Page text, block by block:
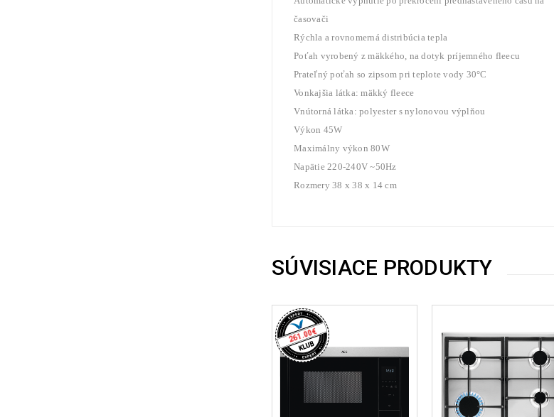
časovači
Rýchla a rovnomerná distribúcia tepla
Poťah vyrobený z mäkkého, na dotyk príjemného fleecu
Prateľný poťah so zipsom pri teplote vody 30°C
Vonkajšia látka: mäkký fleece
Vnútorná látka: polyester s nylonovou výplňou
Výkon 45W
Maximálny výkon 80W
Napätie 220-240V ~50Hz
Rozmery 38 x 38 x 14 cm
SÚVISIACE PRODUKTY
261.00€